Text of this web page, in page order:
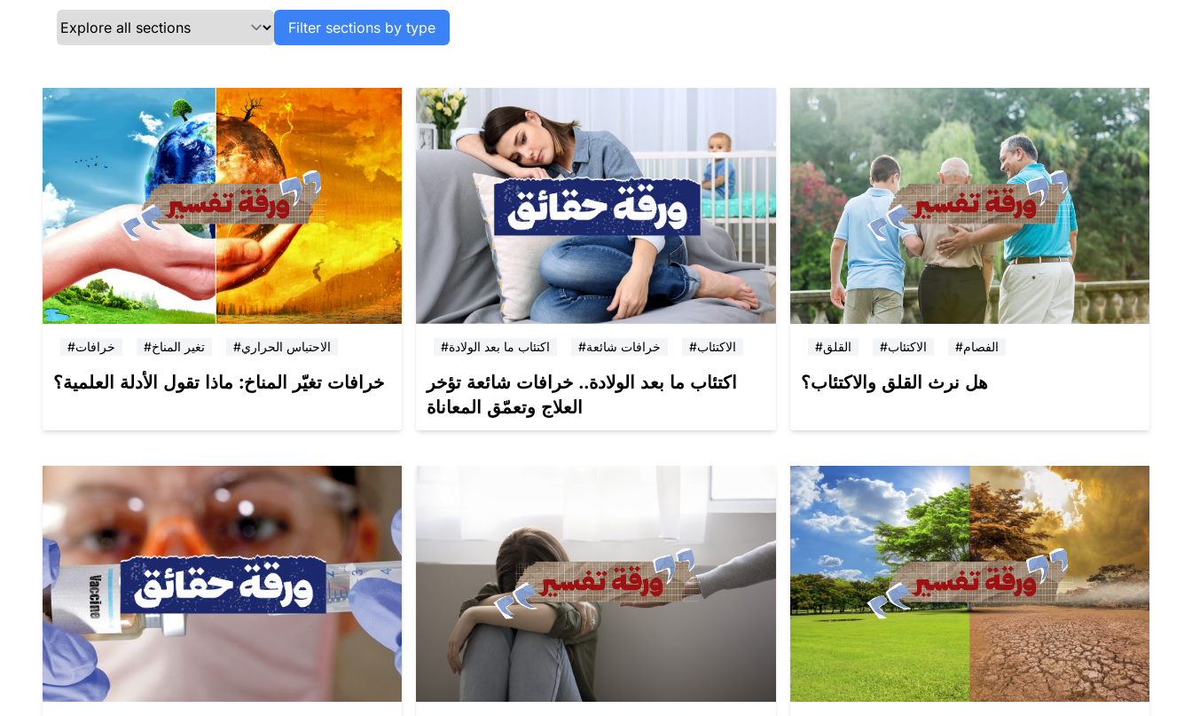
Filter sections by type
#خرافات #تغير المناخ #الاحتباس الحراري
خرافات تغيّر المناخ: ماذا تقول الأدلة العلمية؟
#اكتئاب ما بعد الولادة #خرافات شائعة #الاكتئاب
اكتئاب ما بعد الولادة.. خرافات شائعة تؤخر
العلاج وتعمّق المعاناة
#القلق #الاكتئاب #الفصام
هل نرث القلق والاكتئاب؟